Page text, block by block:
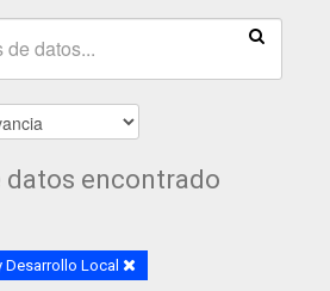
datos encontrado
Desarrollo Local